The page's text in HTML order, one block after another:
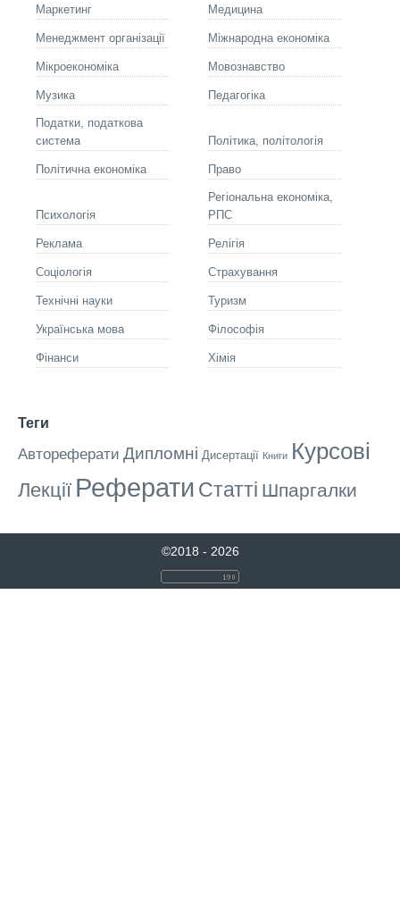
Маркетинг Медицина
Менеджмент організації Міжнародна економіка
Мікроекономіка Мовознавство
Музика Педагогіка
Податки, податкова
система
Політика, політологія
Політична економіка Право
Психологія
Регіональна економіка,
РПС
Реклама Релігія
Соціологія Страхування
Технічні науки Туризм
Українська мова Філософія
Фінанси Хімія
Теги
Автореферати Дипломні Дисертації Книги Курсові
Лекції Реферати Статті Шпаргалки
©2018 - 2026